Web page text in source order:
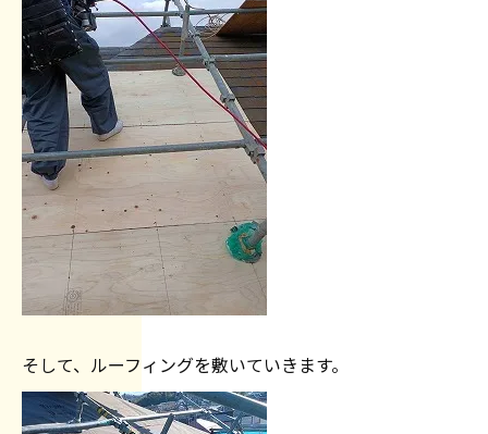
そして、ルーフィングを敷いていきます。